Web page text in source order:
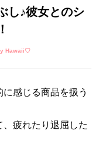
し♪彼女とのシ
Hawaii♡
感じる商品を扱う
疲れたり退屈した